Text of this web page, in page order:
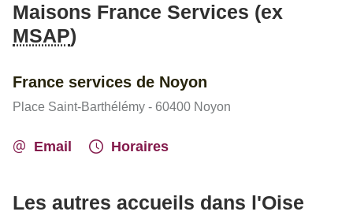
Maisons France Services (ex
MSAP)
France services de Noyon
Place Saint-Barthélémy - 60400 Noyon
Email Horaires
Les autres accueils dans l'Oise